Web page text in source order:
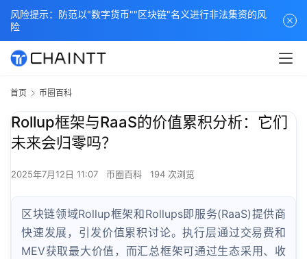
首页 币圈百科
Rollup框架与RaaS的价值累积分析：它们
未来会归零吗？
2025年7月12日 11:07 币圈百科 194 次浏览
区块链领域Rollup框架和Rollups即服务(RaaS)提供商
快速发展，引发价值累积讨论。执行层通过交易费和
MEV获取最大价值，而汇总框架可通过生态采用、收
风险提示：防范以"数字货币""区块链"名义进行非法集资的风
险